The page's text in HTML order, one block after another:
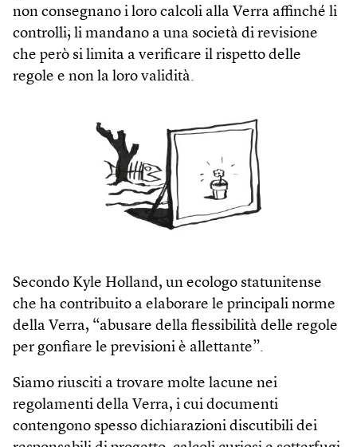
non consegnano i loro calcoli alla Verra affinché li
controlli; li mandano a una società di revisione
che però si limita a verificare il rispetto delle
regole e non la loro validità.
Secondo Kyle Holland, un ecologo statunitense
che ha contribuito a elaborare le principali norme
della Verra, “abusare della flessibilità delle regole
per gonfiare le previsioni è allettante”.
Siamo riusciti a trovare molte lacune nei
regolamenti della Verra, i cui documenti
contengono spesso dichiarazioni discutibili dei